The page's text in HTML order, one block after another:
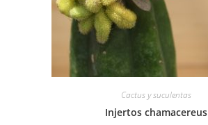
Cactus y suculentas
Injertos chamacereus